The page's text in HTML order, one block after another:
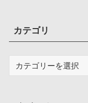
ブカテゴリ